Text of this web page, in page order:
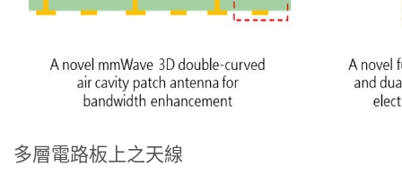
多層電路板上之天線